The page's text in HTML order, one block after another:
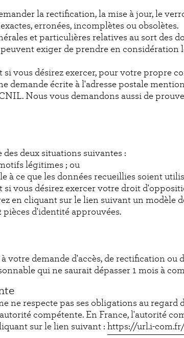
la rectification, la mise à jour, le
erronées, incomplètes ou obsolètes.
et particulières relatives au sort des
exiger de prendre en considération
vous désirez exercer, pour votre propre
demande écrite à l'adresse postale
Nous vous demandons aussi de
deux situations suivantes :
légitimes ; ou
à ce que les données recueillies soient
vous désirez exercer votre droit
en cliquant sur le lien suivant un modèle
d'identité approuvées.
votre demande d'accès, de rectification ou
qui ne saurait dépasser 1 mois à
ne respecte pas ses obligations au
compétente. En France, l'autorité
sur le lien suivant : https://url.i-